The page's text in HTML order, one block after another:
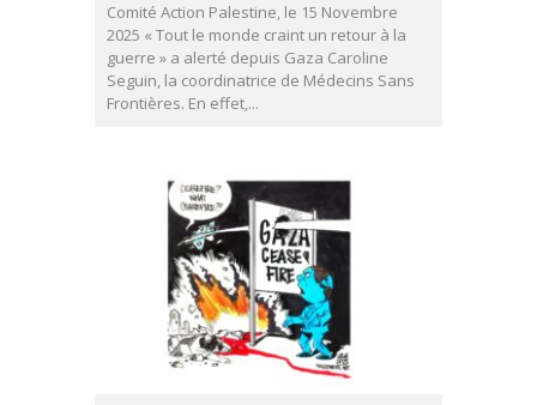
Comité Action Palestine, le 15 Novembre
2025 « Tout le monde craint un retour à la
guerre » a alerté depuis Gaza Caroline
Seguin, la coordinatrice de Médecins Sans
Frontières. En effet,...